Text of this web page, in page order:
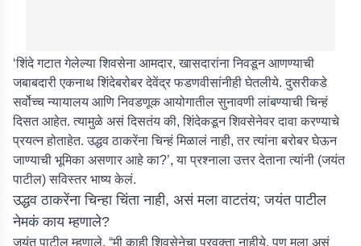
‘शिंदे गटात गेलेल्या शिवसेना आमदार, खासदारांना निवडून आणण्याची
जबाबदारी एकनाथ शिंदेबरोबर देवेंद्र फडणवीसांनीही घेतलीये. दुसरीकडे
सर्वोच्च न्यायालय आणि निवडणूक आयोगातील सुनावणी लांबण्याची चिन्हं
दिसत आहेत. त्यामुळे असं दिसतंय की, शिंदेकडून शिवसेनेवर दावा करण्याचे
प्रयत्न होताहेत. उद्धव ठाकरेंना चिन्हं मिळालं नाही, तर त्यांना बरोबर घेऊन
जाण्याची भूमिका असणार आहे का?’, या प्रश्नाला उत्तर देताना त्यांनी (जयंत
पाटील) सविस्तर भाष्य केलं.
उद्धव ठाकरेंना चिन्हा चिंता नाही, असं मला वाटतंय; जयंत पाटील
नेमकं काय म्हणाले?
जयंत पाटील म्हणाले, “मी काही शिवसेनेचा प्रवक्ता नाहीये, पण मला असं